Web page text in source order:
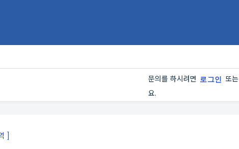
문의를 하시려면 로그인 또는
요.
]